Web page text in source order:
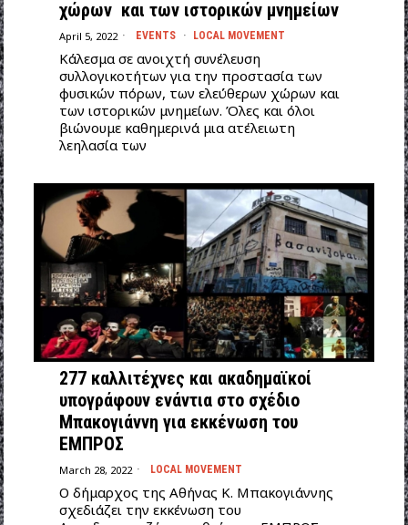
χώρων και των ιστορικών μνημείων
April 5, 2022 EVENTS · LOCAL MOVEMENT
Κάλεσμα σε ανοιχτή συνέλευση
συλλογικοτήτων για την προστασία των
φυσικών πόρων, των ελεύθερων χώρων και
των ιστορικών μνημείων. Όλες και όλοι
βιώνουμε καθημερινά μια ατέλειωτη
λεηλασία των
277 καλλιτέχνες και ακαδημαϊκοί
υπογράφουν ενάντια στο σχέδιο
Μπακογιάννη για εκκένωση του
ΕΜΠΡΟΣ
March 28, 2022 LOCAL MOVEMENT
Ο δήμαρχος της Αθήνας K. Μπακογιάννης
σχεδιάζει την εκκένωση του